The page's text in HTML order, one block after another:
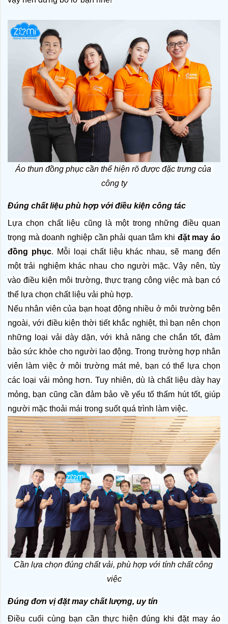
Áo thun đồng phục cần thể hiện rõ được đặc trưng của
công ty
Đúng chất liệu phù hợp với điều kiện công tác
Lựa chọn chất liệu cũng là một trong những điều quan
trọng mà doanh nghiệp cần phải quan tâm khi đặt may áo
đồng phục. Mỗi loại chất liệu khác nhau, sẽ mang đến
một trải nghiệm khác nhau cho người mặc. Vậy nên, tùy
vào điều kiện môi trường, thực trạng công việc mà bạn có
thể lựa chọn chất liệu vải phù hợp.
Nếu nhân viên của bạn hoạt động nhiều ở môi trường bên
ngoài, với điều kiện thời tiết khắc nghiệt, thì bạn nên chọn
những loại vải dày dặn, với khả năng che chắn tốt, đảm
bảo sức khỏe cho người lao động. Trong trường hợp nhân
viên làm việc ở môi trường mát mẻ, bạn có thể lựa chọn
các loại vải mỏng hơn. Tuy nhiên, dù là chất liệu dày hay
mỏng, bạn cũng cần đảm bảo về yếu tố thấm hút tốt, giúp
người mặc thoải mái trong suốt quá trình làm việc.
Cần lựa chọn đúng chất vải, phù hợp với tính chất công
việc
Đúng đơn vị đặt may chất lượng, uy tín
Điều cuối cùng bạn cần thực hiện đúng khi đặt may áo